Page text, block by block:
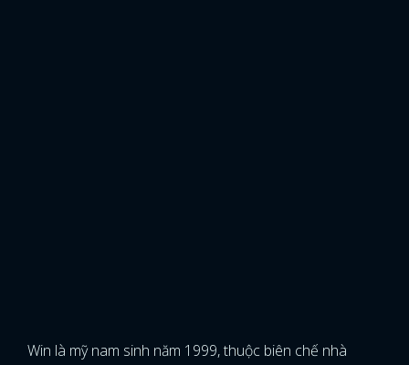
Win là mỹ nam sinh năm 1999, thuộc biên chế nhà